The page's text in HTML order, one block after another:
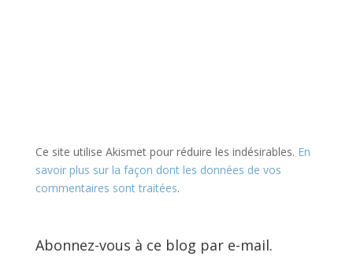
Ce site utilise Akismet pour réduire les indésirables. En
savoir plus sur la façon dont les données de vos
commentaires sont traitées.
Abonnez-vous à ce blog par e-mail.